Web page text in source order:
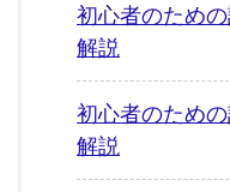
初心者のため
解説
初心者のため
解説